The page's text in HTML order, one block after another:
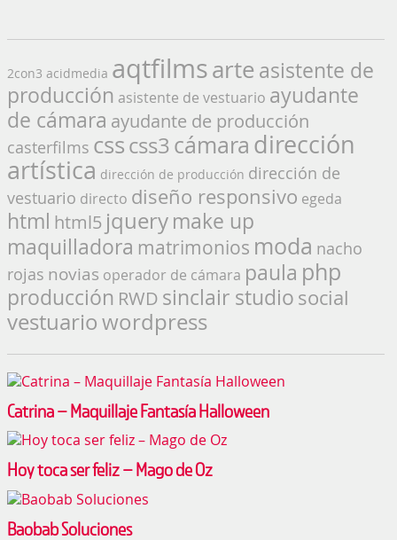
2con3 acidmedia aqtfilmsarte asistente de
producción asistente de vestuario ayudante
de cámara ayudante de producción
casterfilms csscss3 cámara dirección
artística dirección de producción dirección de
vestuario directo diseño responsivo egeda
html html5 jquerymake up
maquilladora matrimonios moda nacho
rojas novias operador de cámara paula php
producción RWD sinclair studio social
vestuariowordpress
Catrina – Maquillaje Fantasía Halloween
Hoy toca ser feliz – Mago de Oz
Baobab Soluciones